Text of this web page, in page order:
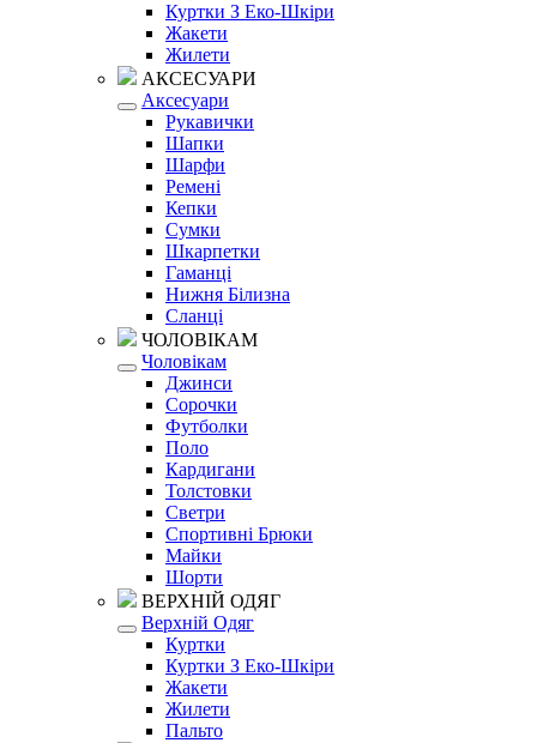
Куртки З Еко-Шкіри
Жакети
Жилети
АКСЕСУАРИ
Аксесуари
Рукавички
Шапки
Шарфи
Ремені
Кепки
Сумки
Шкарпетки
Гаманці
Нижня Білизна
Сланці
ЧОЛОВІКАМ
Чоловікам
Джинси
Сорочки
Футболки
Поло
Кардигани
Толстовки
Светри
Спортивні Брюки
Майки
Шорти
ВЕРХНІЙ ОДЯГ
Верхній Одяг
Куртки
Куртки З Еко-Шкіри
Жакети
Жилети
Пальто